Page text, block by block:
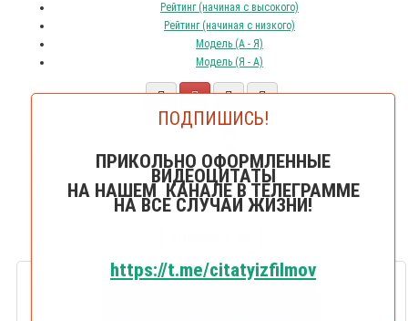
Рейтинг (начиная с высокого)
Рейтинг (начиная с низкого)
Модель (А - Я)
Модель (Я - А)
50
75
100
ПОДПИШИСЬ!
ПРИКОЛЬНО ОФОРМЛЕННЫЕ
ВИДЕОЦИТАТЫ
НА НАШЕМ КАНАЛЕ В ТЕЛЕГРАММЕ
НА ВСЕ СЛУЧАИ ЖИЗНИ!
https://t.me/citatyizfilmov